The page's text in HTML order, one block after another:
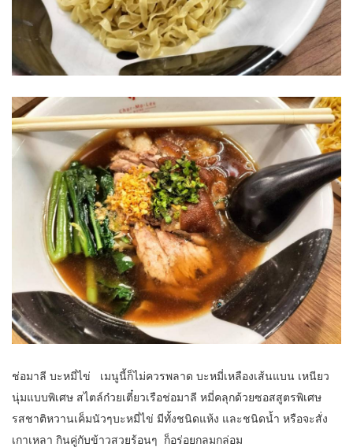
ช่อมาลี บะหมี่ไข่ เมนูนี้ก็ไม่ควรพลาด บะหมี่เหลืองเส้นแบน เหนียว
นุ่มแบบพิเศษ สไตล์ก๋วยเตี๋ยวเรือช่อมาลี หมี่คลุกด้วยซอสสูตรพิเศษ
รสชาติหวานเค็มนัวๆบะหมี่ไข่ มีทั้งชนิดแห้ง และชนิดน้ำ หรือจะสั่ง
เกาเหลา กินคู่กับข้าวสวยร้อนๆ ก็อร่อยกลมกล่อม